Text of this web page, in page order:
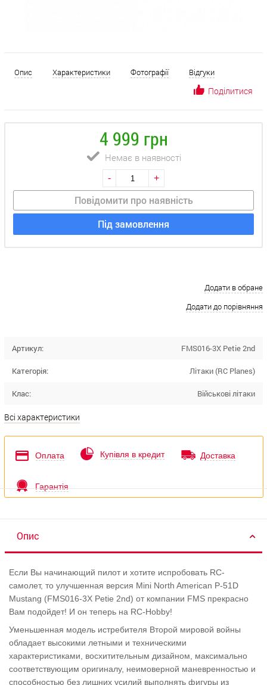
Опис Характеристики Фотографії Відгуки
Поділитися
4 999 грн
Немає в наявності
- +
Повідомити про наявність
Під замовлення
Додати в обране
Додати до порівняння
Артикул: FMS016-3X Petie 2nd
Категорія: Літаки (RC Planes)
Клас: Військові літаки
Всі характеристики
Оплата Купівля в кредит Доставка
Гарантія
Опис
Если Вы начинающий пилот и хотите испробовать RC-
самолет, то улучшенная версия Mini North American P-51D
Mustang (FMS016-3X Petie 2nd) от компании FMS прекрасно
Вам подойдет! И он теперь на RC-Hobby!
Уменьшенная модель истребителя Второй мировой войны
обладает высокими летными и техническими
характеристиками, восхитительным дизайном, максимально
соответствующим оригиналу, неимоверной маневренностью и
способностью без лишних усилий выполнять фигуры из